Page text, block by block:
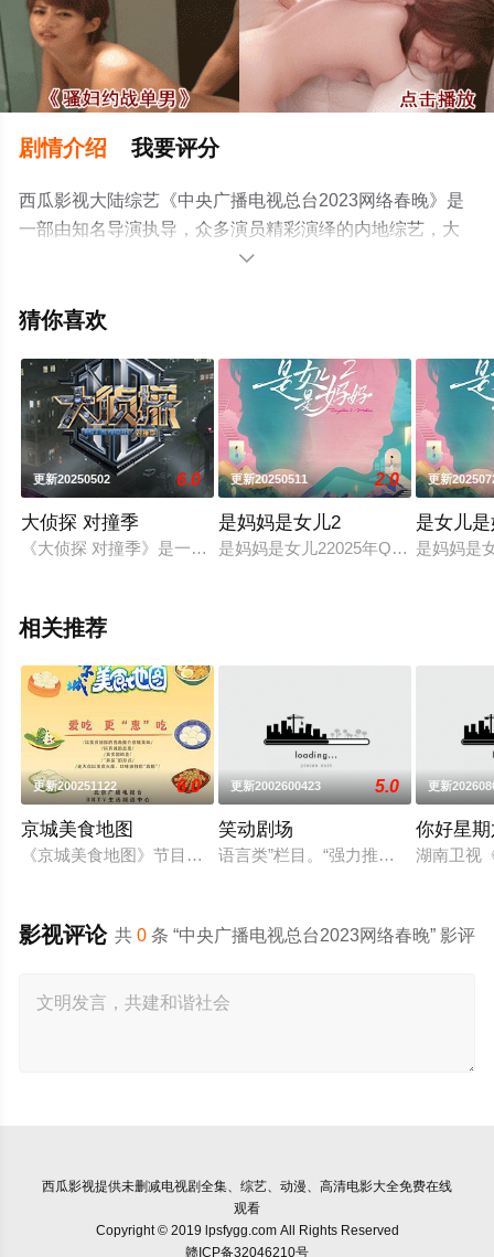
剧情介绍 我要评分
西瓜影视大陆综艺《中央广播电视总台2023网络春晚》是
一部由知名导演执导，众多演员精彩演绎的内地综艺，大
结局剧情已揭晓（已完结），手机免费观看高清无删减完
综艺、电视猫或剧情网等平台了解。

猜你喜欢
更新20250502 6.0
大侦探 对撞季
《大侦探 对撞季》是一档衍生于《大侦探·拾光季》的互联网
更新20250511 2.0
是妈妈是女儿2
是妈妈是女儿22025年Q1 罗敏娜团
更新
是女儿
是妈妈是
相关推荐
更新200251122 6.0
京城美食地图
《京城美食地图》节目组的美食侦探邀约行业专家和爱吃团网
更新2002600423 5.0
笑动剧场
语言类”栏目。“强力推出”第一时段，
更新
你好星
湖南卫视
共0 条 “中央广播电视总台2023网络春晚” 影评
影视评论
西瓜影视提供未删减电视剧全集、综艺、动漫、高清电影大全免费在线
观看
Copyright © 2019 lpsfygg.com All Rights Reserved
赣ICP备32046210号